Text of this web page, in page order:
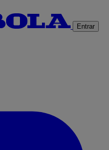
Entrar